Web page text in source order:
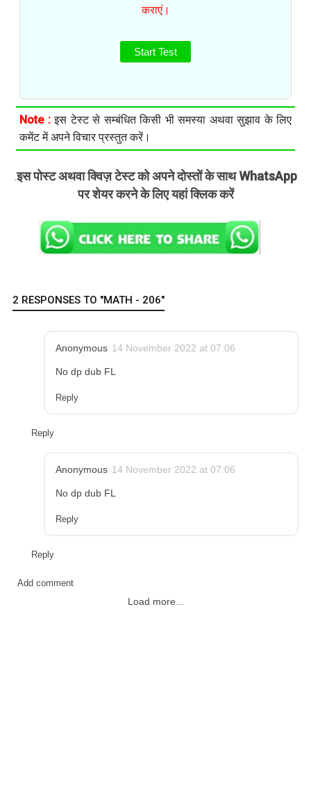
कराएं।
Start Test
Note :इस टेस्ट से सम्बंधित किसी भी समस्या अथवा सुझाव के लिए
कमेंट में अपने विचार प्रस्तुत करें।
.इस पोस्ट अथवा क्विज़ टेस्ट को अपने दोस्तों के साथ WhatsApp
पर शेयर करने के लिए यहां क्लिक करें
2 RESPONSES TO "MATH - 206"
Anonymous 14 November 2022 at 07:06
No dp dub FL
Reply
Reply
Anonymous 14 November 2022 at 07:06
No dp dub FL
Reply
Reply
Add comment
Load more...